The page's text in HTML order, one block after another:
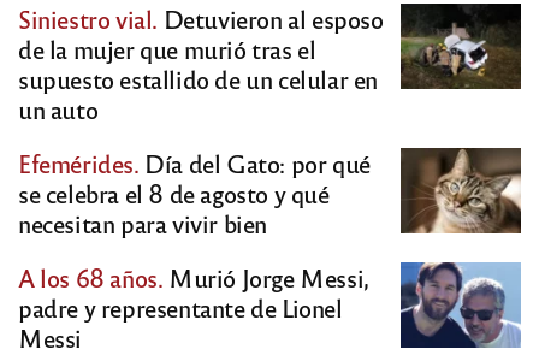
Siniestro vial. Detuvieron al esposo
de la mujer que murió tras el
supuesto estallido de un celular en
un auto
Efemérides. Día del Gato: por qué
se celebra el 8 de agosto y qué
necesitan para vivir bien
A los 68 años. Murió Jorge Messi,
padre y representante de Lionel
Messi